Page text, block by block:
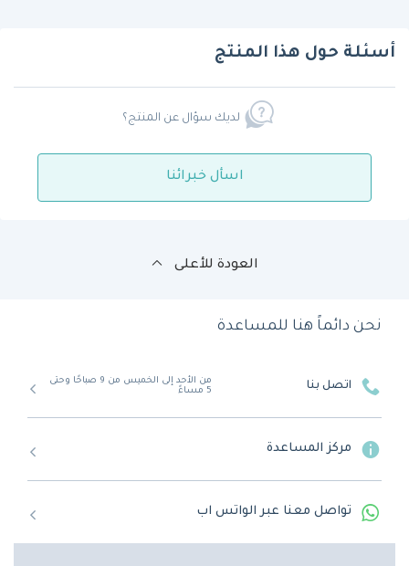
أسئلة حول هذا المنتج
لديك سؤال عن المنتج؟
اسأل خبرائنا
العودة للأعلى
نحن دائماً هنا للمساعدة
اتصل بنا
من الأحد إلى الخميس من 9 صباحًا وحتى
5 مساءً
مركز المساعدة
تواصل معنا عبر الواتس اب